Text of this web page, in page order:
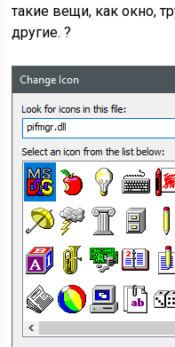
такие вещи, как окно,
другие. ?